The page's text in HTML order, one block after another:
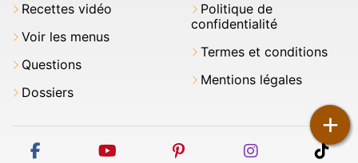
+
Recettes vidéo
Voir les menus
Questions
Dossiers
Politique de
confidentialité
Termes et conditions
Mentions légales
facebook youtube pinterest instagram